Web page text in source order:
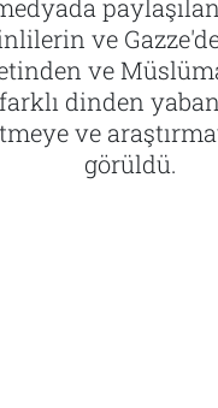
ve
ve
dinden
ve
görüldü.